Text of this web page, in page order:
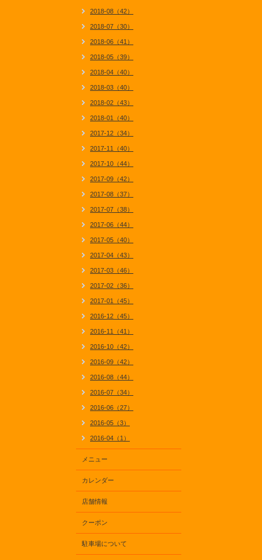
2018-08（42）
2018-07（30）
2018-06（41）
2018-05（39）
2018-04（40）
2018-03（40）
2018-02（43）
2018-01（40）
2017-12（34）
2017-11（40）
2017-10（44）
2017-09（42）
2017-08（37）
2017-07（38）
2017-06（44）
2017-05（40）
2017-04（43）
2017-03（46）
2017-02（36）
2017-01（45）
2016-12（45）
2016-11（41）
2016-10（42）
2016-09（42）
2016-08（44）
2016-07（34）
2016-06（27）
2016-05（3）
2016-04（1）
メニュー
カレンダー
店舗情報
クーポン
駐車場について